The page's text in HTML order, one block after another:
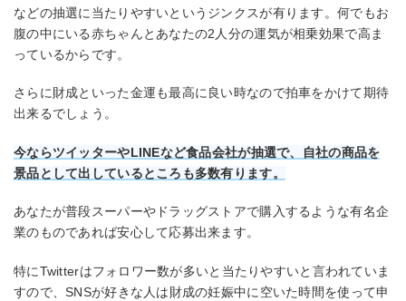
などの抽選に当たりやすいというジンクスが有ります。何でもお
腹の中にいる赤ちゃんとあなたの2人分の運気が相乗効果で高ま
っているからです。
さらに財成といった金運も最高に良い時なので拍車をかけて期待
出来るでしょう。
今ならツイッターやLINEなど食品会社が抽選で、自社の商品を
景品として出しているところも多数有ります。
あなたが普段スーパーやドラッグストアで購入するような有名企
業のものであれば安心して応募出来ます。
特にTwitterはフォロワー数が多いと当たりやすいと言われていま
すので、SNSが好きな人は財成の妊娠中に空いた時間を使って申